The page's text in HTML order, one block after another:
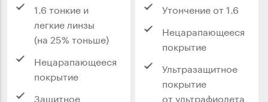
1.6 тонкие и
легкие линзы
(на 25% тоньше)
Нецарапающееся
покрытие
Защитное
Утончение от 1.6
Нецарапающееся
покрытие
Ультразащитное
покрытие
от ультрафиолета